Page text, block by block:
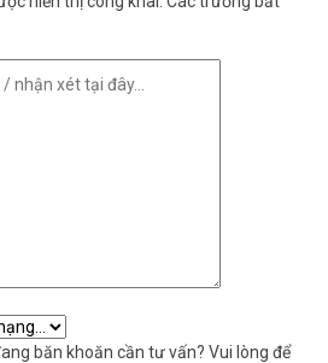
băn khoăn cần tư vấn? Vui lòng để